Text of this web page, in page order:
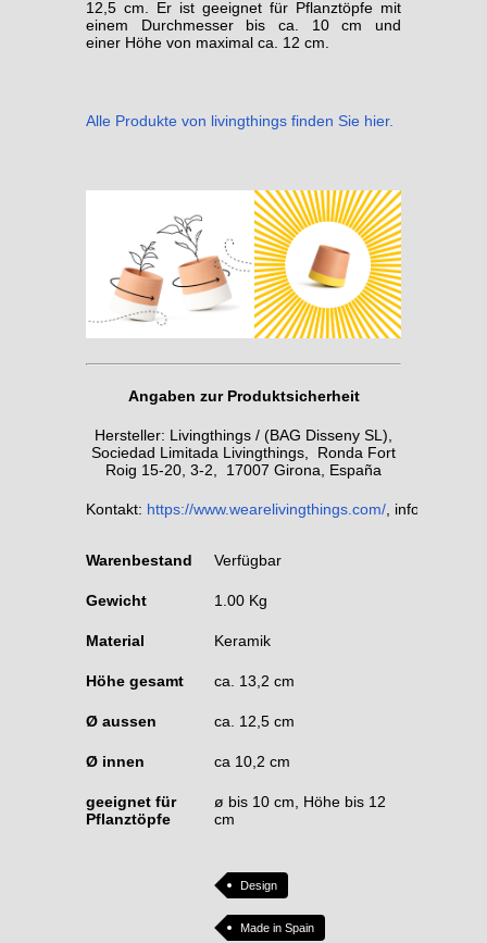
12,5 cm. Er ist geeignet für Pflanztöpfe mit
einem Durchmesser bis ca. 10 cm und
einer Höhe von maximal ca. 12 cm.
Alle Produkte von livingthings finden Sie hier.
Angaben zur Produktsicherheit
Hersteller: Livingthings / (BAG Disseny SL),
Sociedad Limitada Livingthings, Ronda Fort
Roig 15-20, 3-2, 17007 Girona, España
Kontakt: https://www.wearelivingthings.com/ ,
Warenbestand Verfügbar
Gewicht 1.00 Kg
Material Keramik
Höhe gesamt ca. 13,2 cm
Ø aussen ca. 12,5 cm
Ø innen ca 10,2 cm
geeignet für
Pflanztöpfe
ø bis 10 cm, Höhe bis 12
cm
Design
Made in Spain